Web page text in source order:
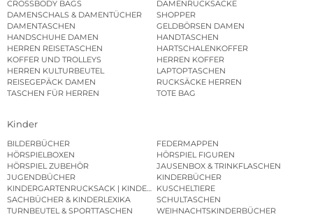
CROSSBODY BAGS
DAMENRUCKSÄCKE
DAMENSCHALS & DAMENTÜCHER
SHOPPER
DAMENTASCHEN
GELDBÖRSEN DAMEN
HANDSCHUHE DAMEN
HANDTASCHEN
HERREN REISETASCHEN
HARTSCHALENKOFFER
KOFFER UND TROLLEYS
HERREN KOFFER
HERREN KULTURBEUTEL
LAPTOPTASCHEN
REISEGEPÄCK DAMEN
RUCKSÄCKE HERREN
TASCHEN FÜR HERREN
TOTE BAG
Kinder
BILDERBÜCHER
FEDERMAPPEN
HÖRSPIELBOXEN
HÖRSPIEL FIGUREN
HÖRSPIEL ZUBEHÖR
JAUSENBOX & TRINKFLASCHEN
JUGENDBÜCHER
KINDERBÜCHER
KINDERGARTENRUCKSACK | KINDERGARTENBEUTEL
KUSCHELTIERE
SACHBÜCHER & KINDERLEXIKA
SCHULTASCHEN
TURNBEUTEL & SPORTTASCHEN
WEIHNACHTSKINDERBÜCHER